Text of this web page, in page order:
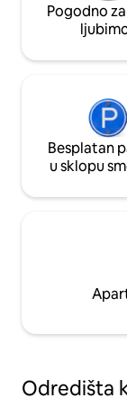
Pogodno
Besplatan
u sklopu
Odredišta